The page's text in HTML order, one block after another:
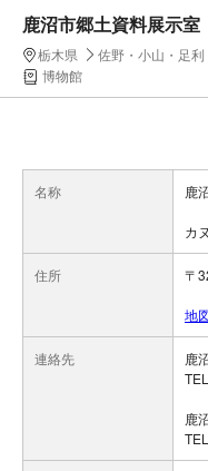
鹿沼市郷土資料展示室
栃木県
佐野・小山・足利
博物館
名称 鹿
カ
住所 〒
地
連絡先
鹿
鹿